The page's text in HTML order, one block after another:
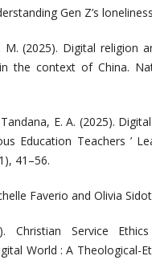
Gen Z’s
(2025). Digital religion
the context of China.
E. A. (2025).
Education Teachers ’
41–56.
Faverio and Olivia
Christian Service
World : A Theological-